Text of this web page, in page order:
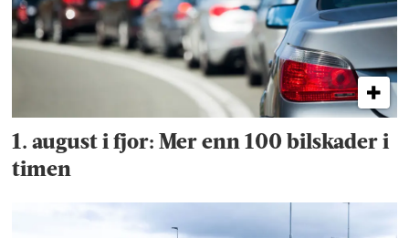
1. august i fjor: Mer enn 100 bilskader i
timen